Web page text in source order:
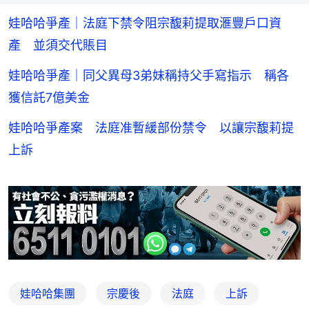
娃哈哈爭產｜法庭下禁令阻宗馥莉提取滙豐戶口資
產 並須交代賬目
娃哈哈爭產｜同父異母3弟妹稱持父手寫指示 稱各
獲信託7億美金
娃哈哈爭產案 法庭准暫緩部份禁令 以讓宗馥莉提
上訴
娃哈哈集團 宗慶後 法庭 上訴